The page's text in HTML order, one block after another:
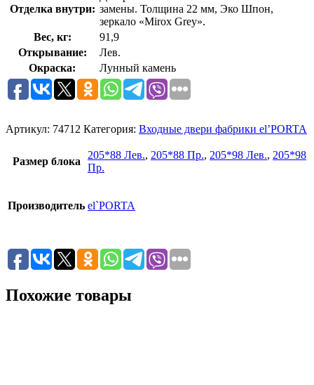
Отделка внутри: замены. Толщина 22 мм, Эко Шпон,
зеркало «Mirox Grey».
Вес, кг:
91,9
Открывание:
Лев.
Окраска:
Лунный камень
Артикул: 74712 Категория: Входные двери фабрики el’PORTA
Размер блока
205*88 Лев., 205*88 Пр., 205*98 Лев., 205*98
Пр.
Производитель el`PORTA
Похожие товары